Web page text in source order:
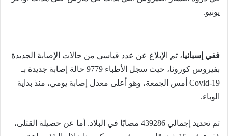
يونيو.
ففي إسبانيا، تم الإبلاغ عن عدد قياسي من حالات الإصابة الجديدة
بفيروس كورونا، حيث
سجل الأطباء 9779 حالة إصابة جديدة بـ
Covid-19 أمس الجمعة، وهو أعلى معدل إصابة يومي، منذ بداية
الوباء.
تم تحديد إجمالي 439286 مصابًا في البلاد. أما عن حصيلة القتلى،